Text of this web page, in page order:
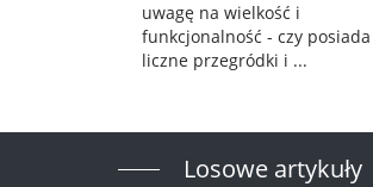
uwagę na wielkość i
funkcjonalność - czy posiada
liczne przegródki i ...
Losowe artykuły